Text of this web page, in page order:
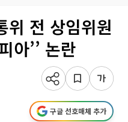
위 전 상임위원
아’’ 논란
구글 선호매체 추가